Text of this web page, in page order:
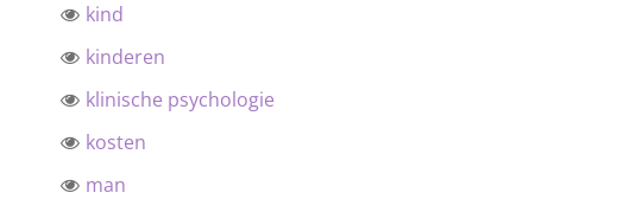
kind
kinderen
klinische psychologie
kosten
man